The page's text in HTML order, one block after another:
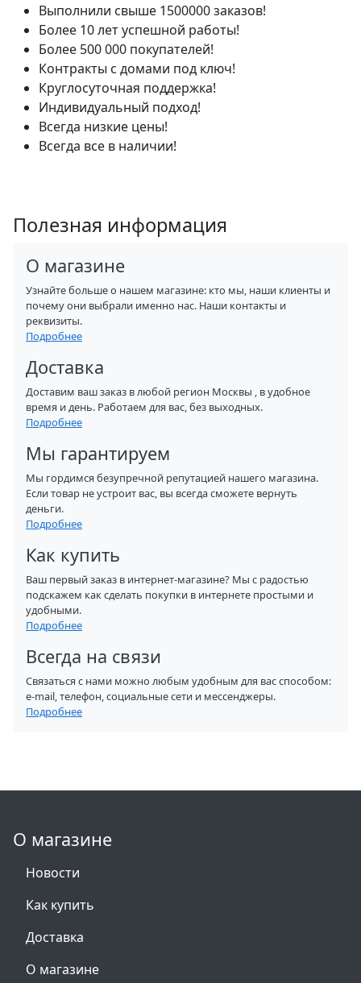
Выполнили свыше 1500000 заказов!
Более 10 лет успешной работы!
Более 500 000 покупателей!
Контракты с домами под ключ!
Круглосуточная поддержка!
Индивидуальный подход!
Всегда низкие цены!
Всегда все в наличии!
Полезная информация
О магазине
Узнайте больше о нашем магазине: кто мы, наши клиенты и
почему они выбрали именно нас. Наши контакты и
реквизиты.
Подробнее
Доставка
Доставим ваш заказ в любой регион Москвы , в удобное
время и день. Работаем для вас, без выходных.
Подробнее
Мы гарантируем
Мы гордимся безупречной репутацией нашего магазина.
Если товар не устроит вас, вы всегда сможете вернуть
деньги.
Подробнее
Как купить
Ваш первый заказ в интернет-магазине? Мы с радостью
подскажем как сделать покупки в интернете простыми и
удобными.
Подробнее
Всегда на связи
Связаться с нами можно любым удобным для вас способом:
e-mail, телефон, социальные сети и мессенджеры.
Подробнее
О магазине
Новости
Как купить
Доставка
О магазине